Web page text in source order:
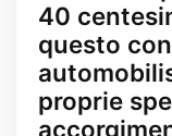
40
questo
proprie